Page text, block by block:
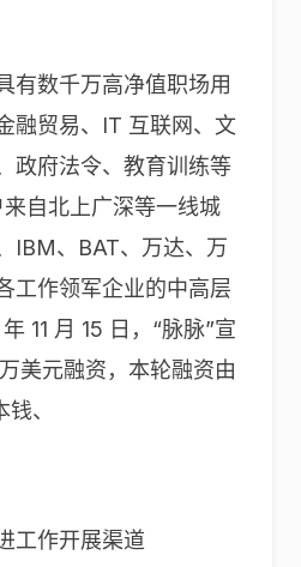
有数千万高净值职场用
融贸易、IT 互联网、文
政府法令、教育训练等
自北上广深等一线城
IBM、BAT、万达、万
工作领军企业的中高层
11 月 15 日，“脉脉”宣
美元融资，本轮融资由
、
工作开展渠道